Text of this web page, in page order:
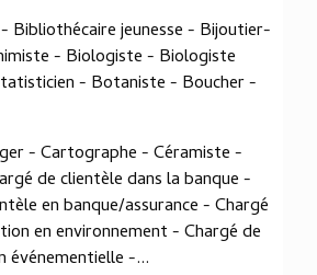
Bibliothécaire jeunesse - Bijoutier-
- Biologiste - Biologiste
- Botaniste - Boucher -
- Cartographe - Céramiste -
de clientèle dans la banque -
en banque/assurance - Chargé
en environnement - Chargé de
événementielle -...